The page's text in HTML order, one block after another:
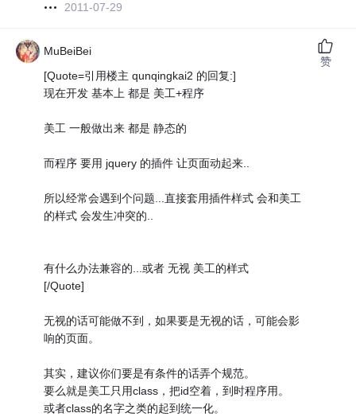
2011-07-29
MuBeiBei
[Quote=引用楼主 qunqingkai2 的回复:]
现在开发 基本上 都是 美工+程序
美工 一般做出来 都是 静态的
而程序 要用 jquery 的插件 让页面动起来..
所以经常会遇到个问题...直接套用插件样式 会和美工
的样式 会发生冲突的..
有什么办法兼容的...或者 无视 美工的样式
[/Quote]
无视的话可能做不到，如果要是无视的话，可能会影
响的页面。
其实，建议你们要是有条件的话弄个规范。
要么就是美工只用class，把id空着，到时程序用。
或者class的名字之类的起到统一化。
赞